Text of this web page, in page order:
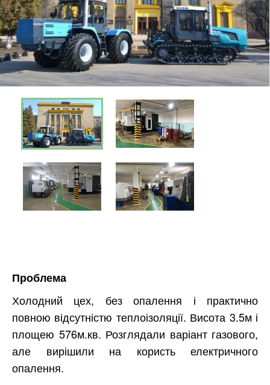
Проблема
Холодний цех, без опалення і практично
повною відсутністю теплоізоляції. Висота 3.5м і
площею 576м.кв. Розглядали варіант газового,
але вирішили на користь електричного
опалення.